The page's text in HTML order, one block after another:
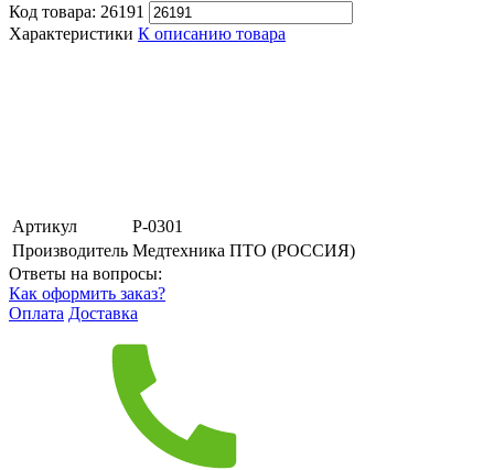
Код товара: 26191
Характеристики К описанию товара
Артикул
P-0301
Производитель Медтехника ПТО (РОССИЯ)
Ответы на вопросы:
Как оформить заказ?
Оплата Доставка